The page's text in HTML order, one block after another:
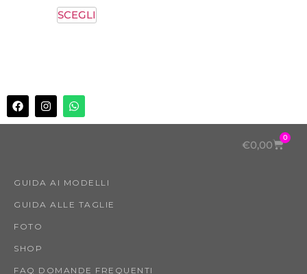
SCEGLI
€0,00
0
GUIDA AI MODELLI
GUIDA ALLE TAGLIE
FOTO
SHOP
FAQ DOMANDE FREQUENTI